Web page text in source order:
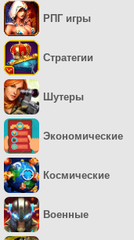
РПГ игры
Стратегии
Шутеры
Экономические
Космические
Военные